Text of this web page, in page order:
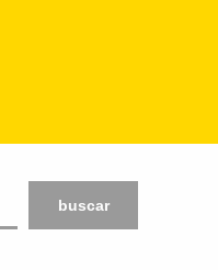
buscar